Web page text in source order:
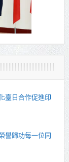
臺日合作促進印
譽歸功每一位同